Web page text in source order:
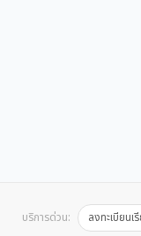
บริการด่วน: ลงทะเบียนเ